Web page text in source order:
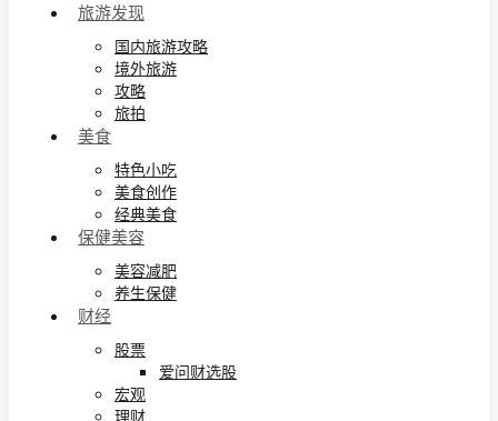
旅游发现
国内旅游攻略
境外旅游
攻略
旅拍
美食
特色小吃
美食创作
经典美食
保健美容
美容减肥
养生保健
财经
股票
爱问财选股
宏观
理财